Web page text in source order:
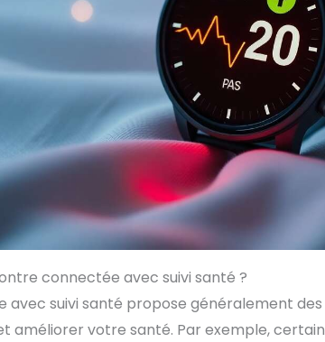
connectée avec suivi santé ?
avec suivi santé propose généralement
améliorer votre santé. Par exemple,